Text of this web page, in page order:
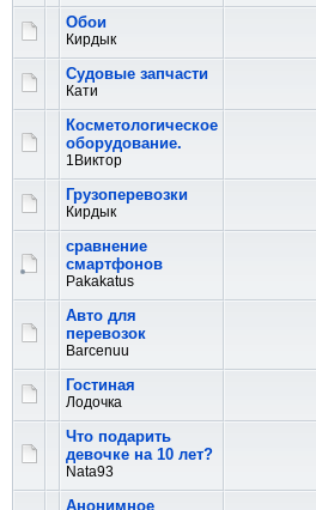
Обои
Кирдык
Судовые запчасти
Кати
Косметологическое
оборудование.
1Виктор
Грузоперевозки
Кирдык
сравнение
смартфонов
Pakakatus
Авто для
перевозок
Barcenuu
Гостиная
Лодочка
Что подарить
девочке на 10 лет?
Nata93
Анонимное